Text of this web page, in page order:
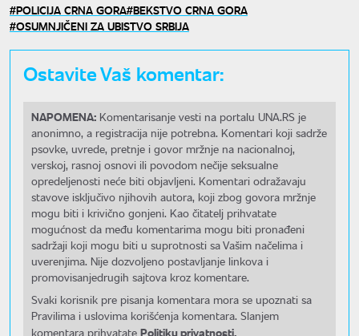
POLICIJA CRNA GORA BEKSTVO CRNA GORA
OSUMNJIČENI ZA UBISTVO SRBIJA
Ostavite Vaš komentar:
NAPOMENA: Komentarisanje vesti na portalu UNA.RS je
anonimno, a registracija nije potrebna. Komentari koji sadrže
psovke, uvrede, pretnje i govor mržnje na nacionalnoj,
verskoj, rasnoj osnovi ili povodom nečije seksualne
opredeljenosti neće biti objavljeni. Komentari odražavaju
stavove isključivo njihovih autora, koji zbog govora mržnje
mogu biti i krivično gonjeni. Kao čitatelj prihvatate
mogućnost da među komentarima mogu biti pronađeni
sadržaji koji mogu biti u suprotnosti sa Vašim načelima i
uverenjima. Nije dozvoljeno postavljanje linkova i
promovisanjedrugih sajtova kroz komentare.
Svaki korisnik pre pisanja komentara mora se upoznati sa
Pravilima i uslovima korišćenja komentara. Slanjem
komentara prihvatate Politiku privatnosti.